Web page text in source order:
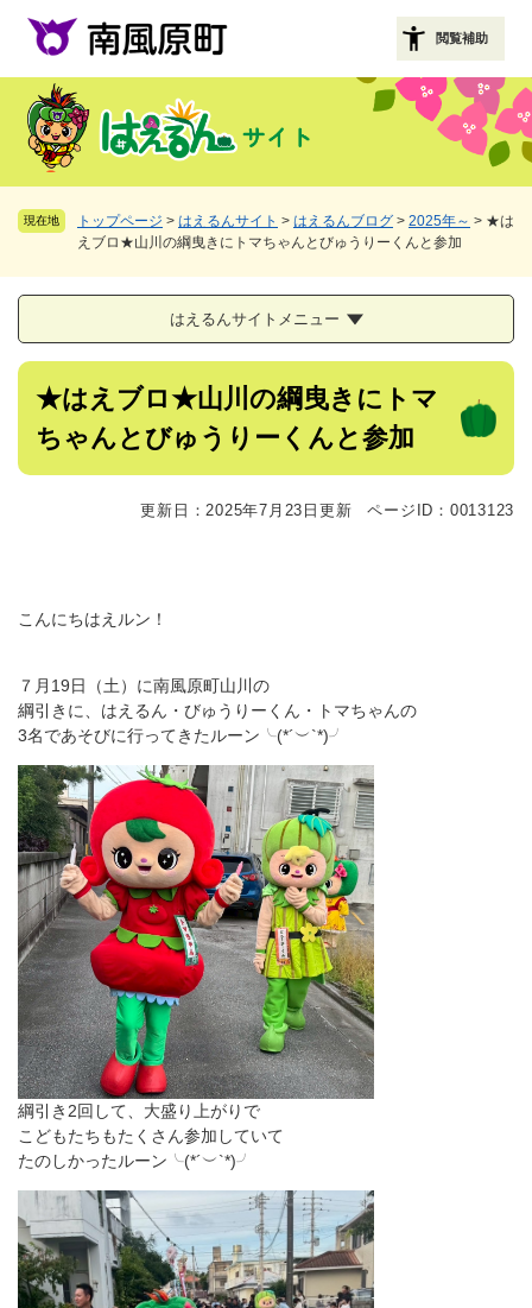
す
閲覧補助
現在地 トップページ > はえるんサイト > はえるんブログ > 2025年～ > ★は
えブロ★山川の綱曳きにトマちゃんとびゅうりーくんと参加
はえるんサイトメニュー
本
★はえブロ★山川の綱曳きにトマ
ちゃんとびゅうりーくんと参加
更新日：2025年7月23日更新 ページID：0013123
こんにちはえルン！
７月19日（土）に南風原町山川の
綱引きに、はえるん・びゅうりーくん・トマちゃんの
3名であそびに行ってきたルーン╰(*´︶`*)╯
綱引き2回して、大盛り上がりで
こどもたちもたくさん参加していて
たのしかったルーン╰(*´︶`*)╯